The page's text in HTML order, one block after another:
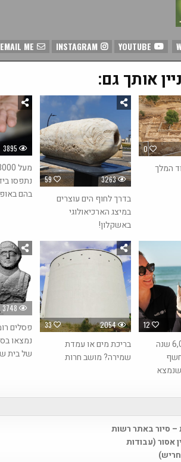
INSTAGRAM
אותך גם:
3895
נתפסו
בהם
59 3263
בדרך לחוף הים עוצרים
במיצג הארכיאולוגי
באשקלון!
0
המלך
3748
פסלים
נמצאו
של בית
33 2054
בריכת מים או עמדת
שמירה? מושב חרות
12
קרס דיג בן 6,000 שנה
– סיור באתר רשות
אסור (עבודות